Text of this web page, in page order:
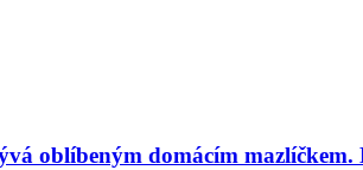
oblíbeným domácím